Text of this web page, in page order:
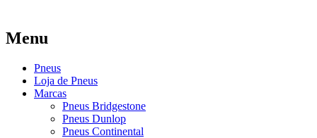
Menu
Pneus
Loja de Pneus
Marcas
Pneus Bridgestone
Pneus Dunlop
Pneus Continental